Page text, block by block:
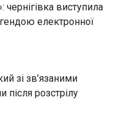
виступила
електронної
зі зв’язаними
розстрілу